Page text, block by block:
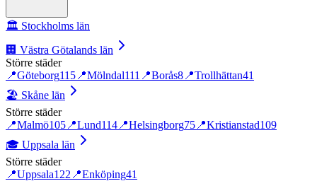
🏛️ Stockholms län
🏢 Västra Götalands län
Större städer
📍Göteborg115 📍Mölndal111 📍Borås8 📍Trollhättan41
🏖️ Skåne län
Större städer
📍Malmö105 📍Lund114 📍Helsingborg75 📍Kristianstad109
🎓 Uppsala län
Större städer
📍Uppsala122 📍Enköping41